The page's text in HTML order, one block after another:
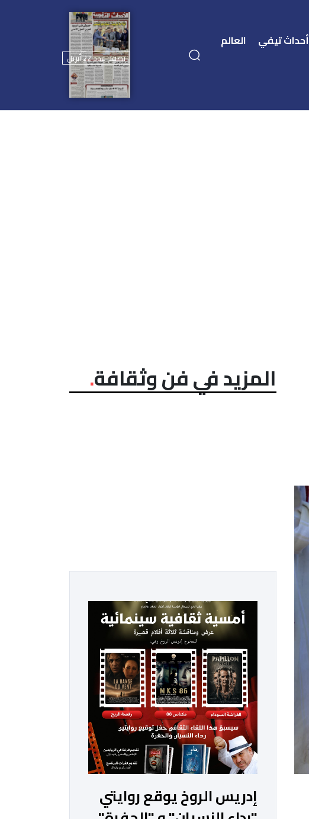
أحداث تيفي
العالم
تصفح عدد 22 أبريل
المزيد في فن وثقافة
إدريس الروخ يوقع روايتي